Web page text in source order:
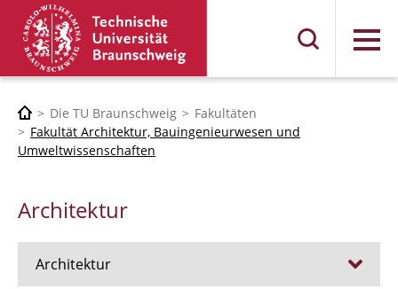
Menü
Die TU Braunschweig
Fakultäten
Fakultät Architektur, Bauingenieurwesen und
Umweltwissenschaften
Architektur
Architektur